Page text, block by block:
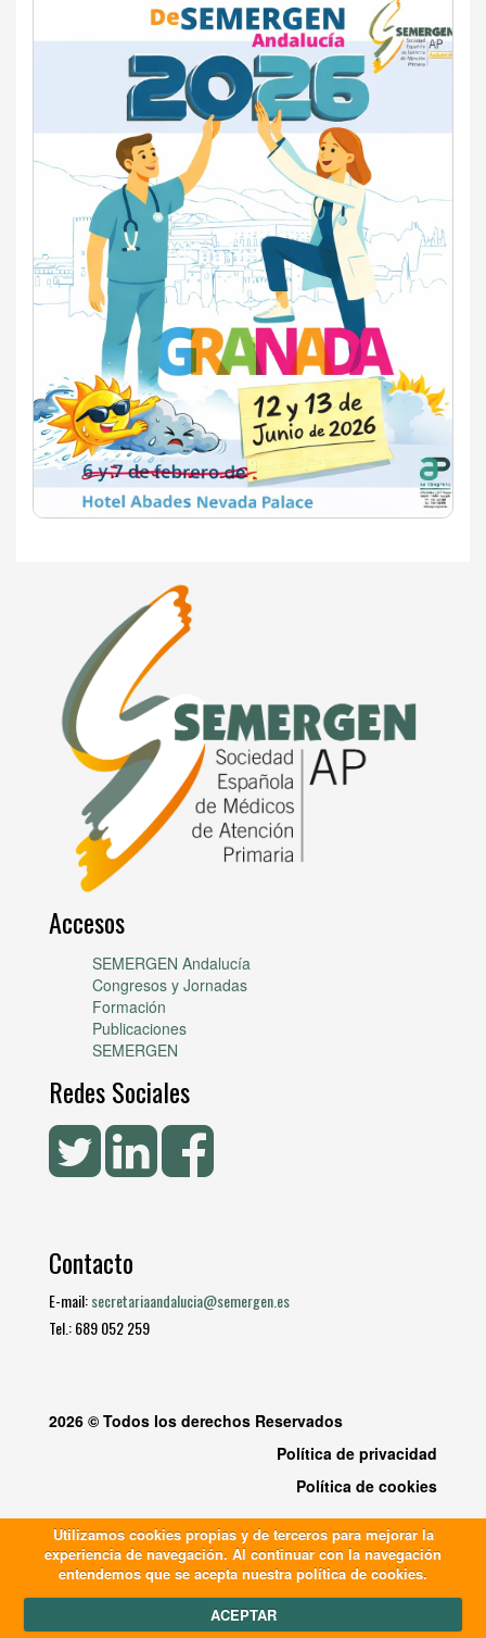
Accesos
SEMERGEN Andalucía
Congresos y Jornadas
Formación
Publicaciones
SEMERGEN
Redes Sociales
Contacto
E-mail:secretariaandalucia@semergen.es
Tel.: 689 052 259
2026 © Todos los derechos Reservados
Política de privacidad
Política de cookies
Utilizamos cookies propias y de terceros para mejorar la
experiencia de navegación. Al continuar con la navegación
entendemos que se acepta nuestra política de cookies.
ACEPTAR